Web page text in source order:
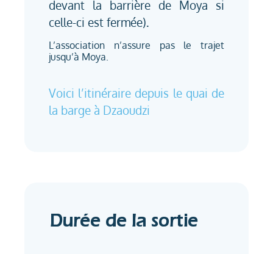
devant la barrière de Moya si
celle-ci est fermée).
L’association n’assure pas le trajet
jusqu’à Moya.
Voici l’itinéraire depuis le quai de
la barge à Dzaoudzi
Durée de la sortie